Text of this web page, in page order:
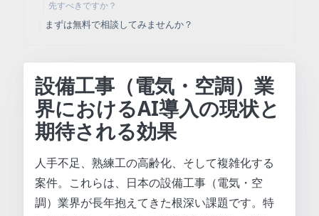
先すべきですか？
まずは無料で相談してみませんか？
設備工事（電気・空調）業
界におけるAI導入の現状と
期待される効果
人手不足、熟練工の高齢化、そして複雑化する
案件。これらは、日本の設備工事（電気・空
調）業界が長年抱えてきた根深い課題です。特